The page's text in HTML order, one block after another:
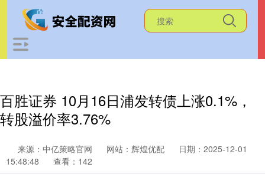
百胜证券 10月16日浦发转债上涨0.1%，
转股溢价率3.76%
来源：中亿策略官网 网站：辉煌优配
日期：2025-12-01
15:48:48
查看：142